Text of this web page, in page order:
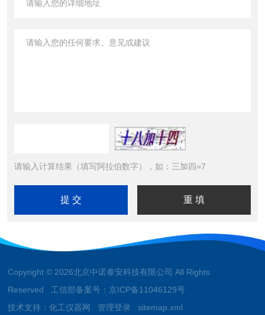
请输入计算结果（填写阿拉伯数字），如：三加四=7
Copyright © 2026北京中诺泰安科技有限公司 All Rights
Reserved 工信部备案号： 京ICP备11046129号
技术支持：化工仪器网 管理登录 sitemap.xml